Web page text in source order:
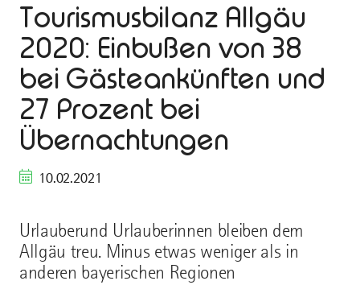
Tourismusbilanz Allgäu
2020: Einbußen von 38
bei Gästeankünften und
27 Prozent bei
Übernachtungen
10.02.2021
Urlauberund Urlauberinnen bleiben dem
Allgäu treu. Minus etwas weniger als in
anderen bayerischen Regionen